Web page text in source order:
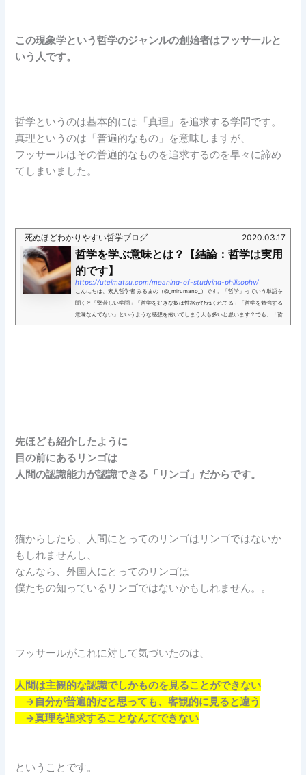
この現象学という哲学のジャンルの創始者はフッサールと
いう人です。
哲学というのは基本的には「真理」を追求する学問です。
真理というのは「普遍的なもの」を意味しますが、
フッサールはその普遍的なものを追求するのを早々に諦め
てしまいました。
死ぬほどわかりやすい哲学ブログ 2020.03.17
哲学を学ぶ意味とは？【結論：哲学は実用
的です】
https://uteimatsu.com/meaning-of-studying-philisophy/
こんにちは、素人哲学者 みるまの（@_mirumano_）です。「哲学」っていう単語を
聞くと「堅苦しい学問」「哲学を好きな奴は性格がひねくれてる」「哲学を勉強する
意味なんてない」というような感想を抱いてしまう人も多いと思います？でも、「哲
学」は実際のところ、...
先ほども紹介したように
目の前にあるリンゴは
人間の認識能力が認識できる「リンゴ」だからです。
猫からしたら、人間にとってのリンゴはリンゴではないか
もしれませんし、
なんなら、外国人にとってのリンゴは
僕たちの知っているリンゴではないかもしれません。。
フッサールがこれに対して気づいたのは、
人間は主観的な認識でしかものを見ることができない
→自分が普遍的だと思っても、客観的に見ると違う
→真理を追求することなんてできない
ということです。